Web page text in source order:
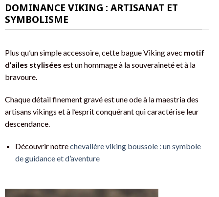
DOMINANCE VIKING : ARTISANAT ET
SYMBOLISME
Plus qu’un simple accessoire, cette bague Viking avec motif
d’ailes stylisées est un hommage à la souveraineté et à la
bravoure.
Chaque détail finement gravé est une ode à la maestria des
artisans vikings et à l’esprit conquérant qui caractérise leur
descendance.
Découvrir notrechevalière viking boussole : un symbole
de guidance et d’aventure